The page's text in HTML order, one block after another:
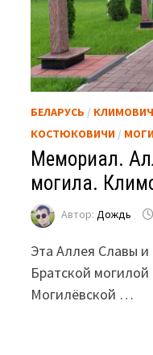
БЕЛАРУСЬ /
КОСТЮКОВИЧИ /
Мемориал.
могила.
Автор:Дождь
Эта Аллея Славы
Братской
Могилёвской …